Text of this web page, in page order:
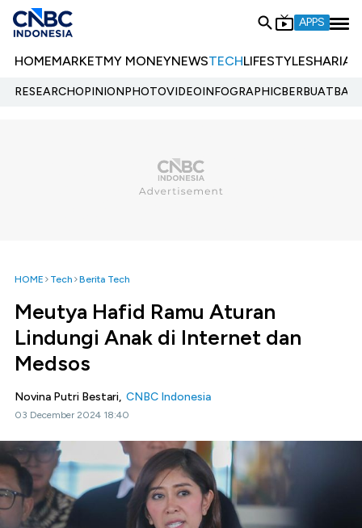
APPS
HOMEMARKETMY MONEYNEWSTECHLIFESTYLESHARIA
RESEARCHOPINIONPHOTOVIDEOINFOGRAPHIC
HOME Tech Berita Tech
Meutya Hafid Ramu Aturan
Lindungi Anak di Internet dan
Medsos
Novina Putri Bestari, CNBC Indonesia
03 December 2024 18:40